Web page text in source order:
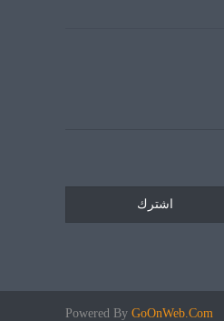
اشترك
Powered By GoOnWeb.Com